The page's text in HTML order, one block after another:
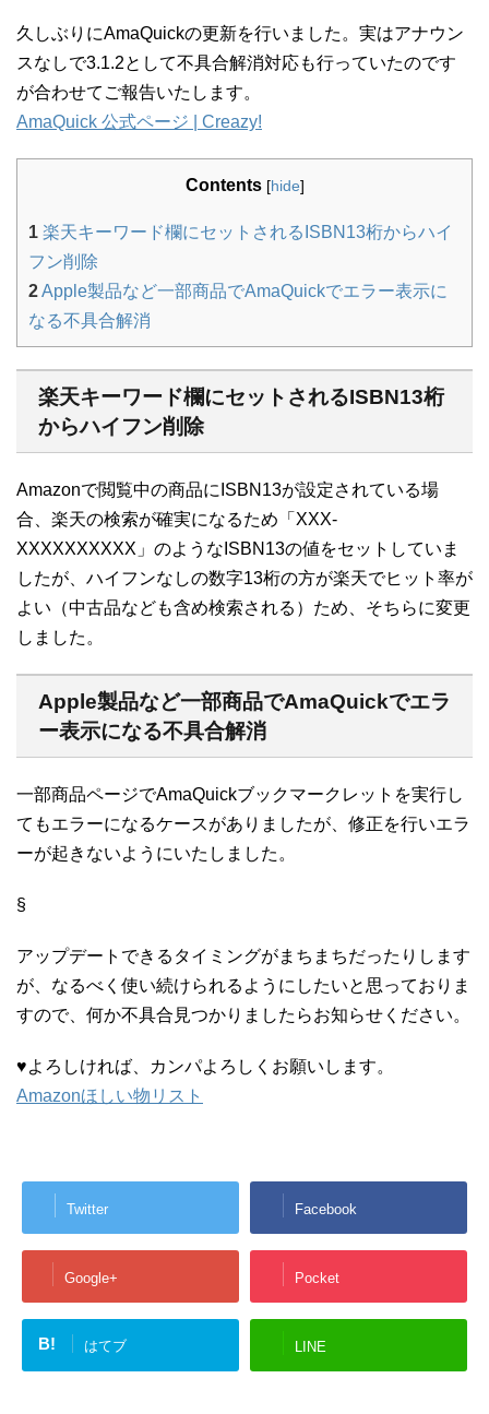
久しぶりにAmaQuickの更新を行いました。実はアナウン
スなしで3.1.2として不具合解消対応も行っていたのです
が合わせてご報告いたします。
AmaQuick 公式ページ | Creazy!
Contents [hide]
1 楽天キーワード欄にセットされるISBN13桁からハイ
フン削除
2Apple製品など一部商品でAmaQuickでエラー表示に
なる不具合解消
楽天キーワード欄にセットされるISBN13桁
からハイフン削除
Amazonで閲覧中の商品にISBN13が設定されている場
合、楽天の検索が確実になるため「XXX-
XXXXXXXXXX」のようなISBN13の値をセットしていま
したが、ハイフンなしの数字13桁の方が楽天でヒット率が
よい（中古品なども含め検索される）ため、そちらに変更
しました。
Apple製品など一部商品でAmaQuickでエラ
ー表示になる不具合解消
一部商品ページでAmaQuickブックマークレットを実行し
てもエラーになるケースがありましたが、修正を行いエラ
ーが起きないようにいたしました。
§
アップデートできるタイミングがまちまちだったりします
が、なるべく使い続けられるようにしたいと思っておりま
すので、何か不具合見つかりましたらお知らせください。
♥よろしければ、カンパよろしくお願いします。
Amazonほしい物リスト
Twitter Facebook
Google+ Pocket
B! はてブ LINE